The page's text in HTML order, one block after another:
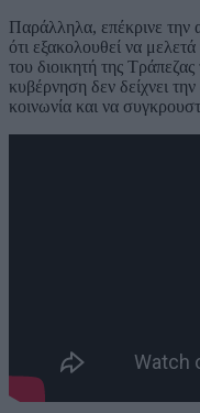
Παράλληλα, επέκρινε την
ότι εξακολουθεί να
του διοικητή της
κυβέρνηση δεν δείχνει
κοινωνία και να